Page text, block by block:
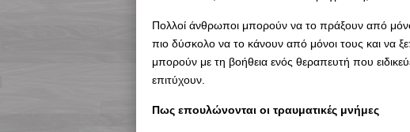
Πολλοί άνθρωποι μπορούν να το πράξουν από
πιο δύσκολο να το κάνουν από μόνοι τους και να
μπορούν με τη βοήθεια ενός θεραπευτή που
επιτύχουν.
Πως επουλώνονται οι τραυματικές μνήμες